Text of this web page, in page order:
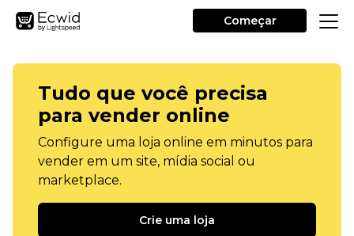
Começar
Tudo que você precisa
para vender online
Configure uma loja online em minutos para
vender em um site, mídia social ou
marketplace.
Crie uma loja